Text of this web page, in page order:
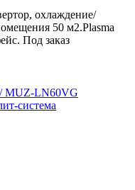
охлаждение/
50 м2.Plasma
Под заказ
MUZ-LN60VG
система